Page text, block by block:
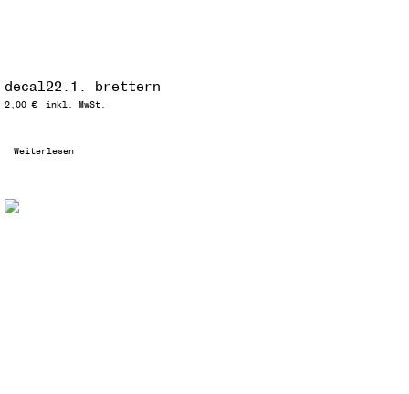
decal22.1. brettern
2,00€ inkl. MwSt.
Weiterlesen